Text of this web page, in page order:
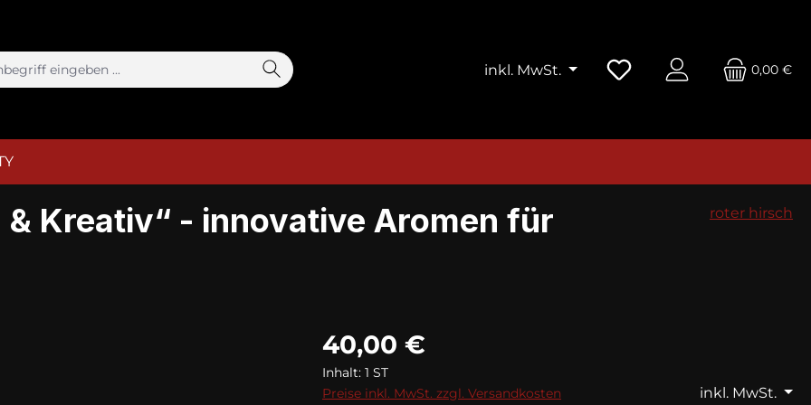
inkl. MwSt. 0,00 €
Kreativ“ - innovative Aromen für
roter hirsch
40,00 €
Inhalt: 1 ST
inkl. MwSt.
Preise inkl. MwSt. zzgl. Versandkosten